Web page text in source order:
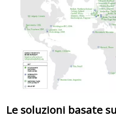
Le soluzioni basate